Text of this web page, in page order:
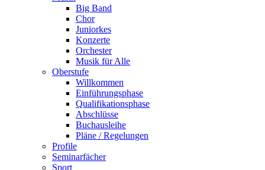
Big Band
Chor
Juniorkes
Konzerte
Orchester
Musik für Alle
Oberstufe
Willkommen
Einführungsphase
Qualifikationsphase
Abschlüsse
Buchausleihe
Pläne / Regelungen
Profile
Seminarfächer
Sport